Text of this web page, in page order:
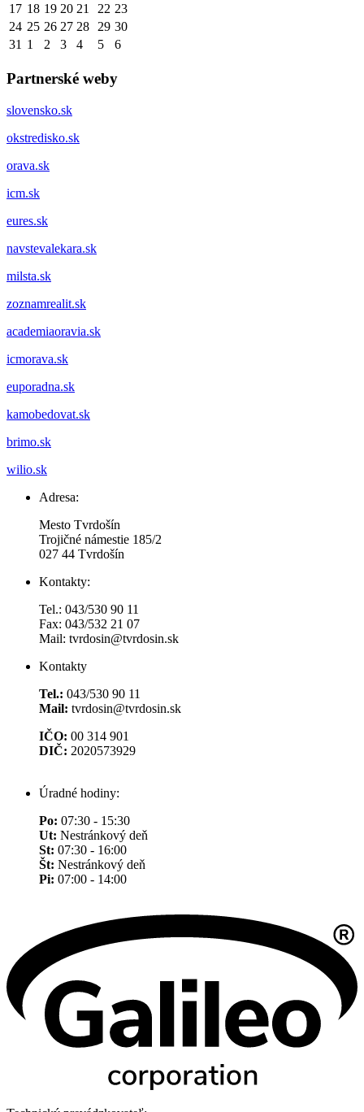
17 18 19 20 21 22 23
24 25 26 27 28 29 30
31 1 2 3 4 5 6
Partnerské weby
slovensko.sk
okstredisko.sk
orava.sk
icm.sk
eures.sk
navstevalekara.sk
milsta.sk
zoznamrealit.sk
academiaoravia.sk
icmorava.sk
euporadna.sk
kamobedovat.sk
brimo.sk
wilio.sk
Adresa:
Mesto Tvrdošín
Trojičné námestie 185/2
027 44 Tvrdošín
Kontakty:
Tel.: 043/530 90 11
Fax: 043/532 21 07
Mail: tvrdosin@tvrdosin.sk
Kontakty
Tel.: 043/530 90 11
Mail: tvrdosin@tvrdosin.sk
IČO: 00 314 901
DIČ: 2020573929
Úradné hodiny:
Po: 07:30 - 15:30
Ut: Nestránkový deň
St: 07:30 - 16:00
Št: Nestránkový deň
Pi: 07:00 - 14:00